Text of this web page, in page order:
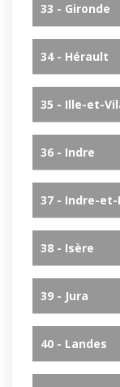
33 - Gironde
34 - Hérault
35 - Ille-et-
36 - Indre
37 - Indre-et-
38 - Isère
39 - Jura
40 - Landes